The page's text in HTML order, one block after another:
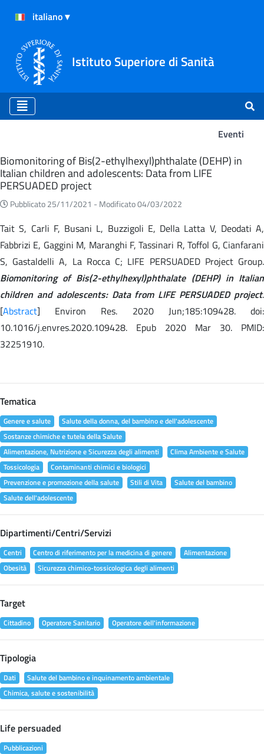
Istituto Superiore di Sanità
Eventi
Eventi
Biomonitoring of Bis(2-ethylhexyl)phthalate (DEHP) in
Italian children and adolescents: Data from LIFE
PERSUADED project
Pubblicato 25/11/2021 - Modificato 04/03/2022
Tait S, Carli F, Busani L, Buzzigoli E, Della Latta V, Deodati A,
Fabbrizi E, Gaggini M, Maranghi F, Tassinari R, Toffol G, Cianfarani
S, Gastaldelli A, La Rocca C; LIFE PERSUADED Project Group.
Biomonitoring of Bis(2-ethylhexyl)phthalate (DEHP) in Italian
children and adolescents: Data from LIFE PERSUADED project.
[Abstract] Environ Res. 2020 Jun;185:109428. doi:
10.1016/j.envres.2020.109428. Epub 2020 Mar 30. PMID:
32251910.
Tematica
Genere e salute
Salute della donna, del bambino e dell'adolescente
Sostanze chimiche e tutela della Salute
Alimentazione, Nutrizione e Sicurezza degli alimenti
Clima Ambiente e Salute
Tossicologia
Contaminanti chimici e biologici
Prevenzione e promozione della salute
Stili di Vita
Salute del bambino
Salute dell'adolescente
Dipartimenti/Centri/Servizi
Centri Centro di riferimento per la medicina di genere
Alimentazione
Obesità
Sicurezza chimico-tossicologica degli alimenti
Target
Cittadino Operatore Sanitario Operatore dell'informazione
Tipologia
Dati
Salute del bambino e inquinamento ambientale
Chimica, salute e sostenibilità
Life persuaded
Pubblicazioni